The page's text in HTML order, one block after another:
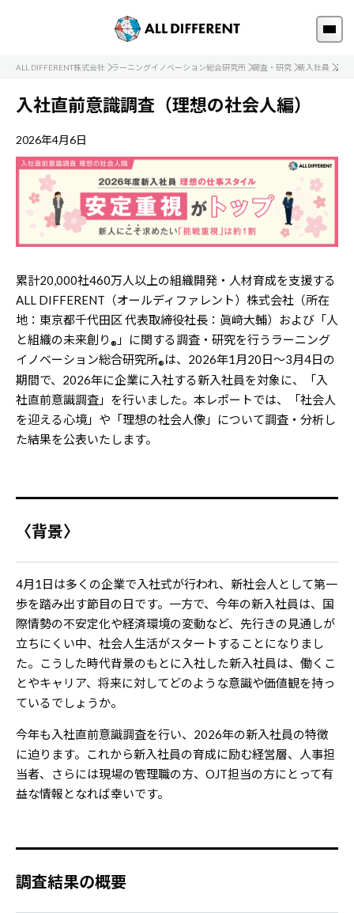
ALL DIFFERENT株式会社 ラーニングイノベーション総合研究所 調査・研究 新入社員 入社
入社直前意識調査（理想の社会人編）
2026年4月6日
累計20,000社460万人以上の組織開発・人材育成を支援する
ALL DIFFERENT（オールディファレント）株式会社（所在
地：東京都千代田区 代表取締役社長：眞﨑大輔）および「人
と組織の未来創り® 」に関する調査・研究を行うラーニング
イノベーション総合研究所®は、2026年1月20日～3月4日の
期間で、2026年に企業に入社する新入社員を対象に、「入
社直前意識調査」を行いました。本レポートでは、「社会人
を迎える心境」や「理想の社会人像」について調査・分析し
た結果を公表いたします。
〈背景〉
4月1日は多くの企業で入社式が行われ、新社会人として第一
歩を踏み出す節目の日です。一方で、今年の新入社員は、国
際情勢の不安定化や経済環境の変動など、先行きの見通しが
立ちにくい中、社会人生活がスタートすることになりまし
た。こうした時代背景のもとに入社した新入社員は、働くこ
とやキャリア、将来に対してどのような意識や価値観を持っ
ているでしょうか。
今年も入社直前意識調査を行い、2026年の新入社員の特徴
に迫ります。これから新入社員の育成に励む経営層、人事担
当者、さらには現場の管理職の方、OJT担当の方にとって有
益な情報となれば幸いです。
調査結果の概要